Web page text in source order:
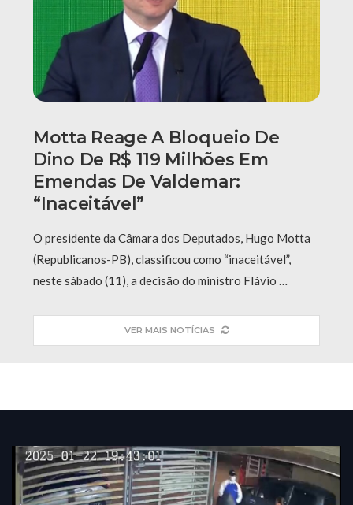
Motta Reage A Bloqueio De
Dino De R$ 119 Milhões Em
Emendas De Valdemar:
“Inaceitável”
O presidente da Câmara dos Deputados, Hugo Motta
(Republicanos-PB), classificou como “inaceitável”,
neste sábado (11), a decisão do ministro Flávio …
VER MAIS NOTÍCIAS